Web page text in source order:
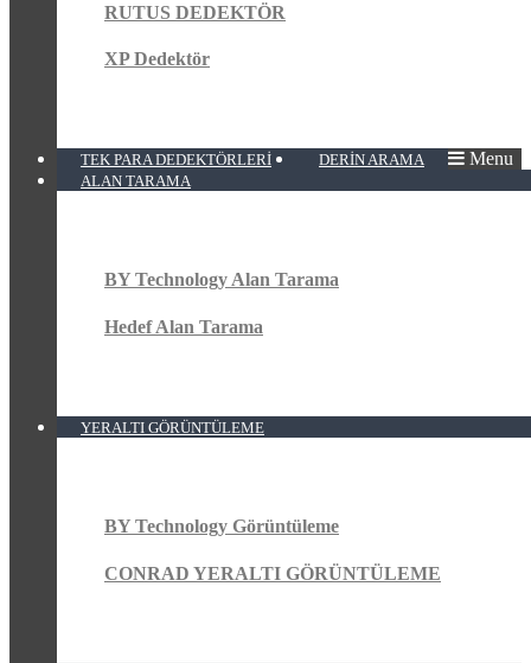
RUTUS DEDEKTÖR
XP Dedektör
TEK PARA DEDEKTÖRLERI
DERIN ARAMA
ALAN TARAMA
BY Technology Alan Tarama
Hedef Alan Tarama
YERALTI GÖRÜNTÜLEME
BY Technology Görüntüleme
CONRAD YERALTI GÖRÜNTÜLEME
Menu